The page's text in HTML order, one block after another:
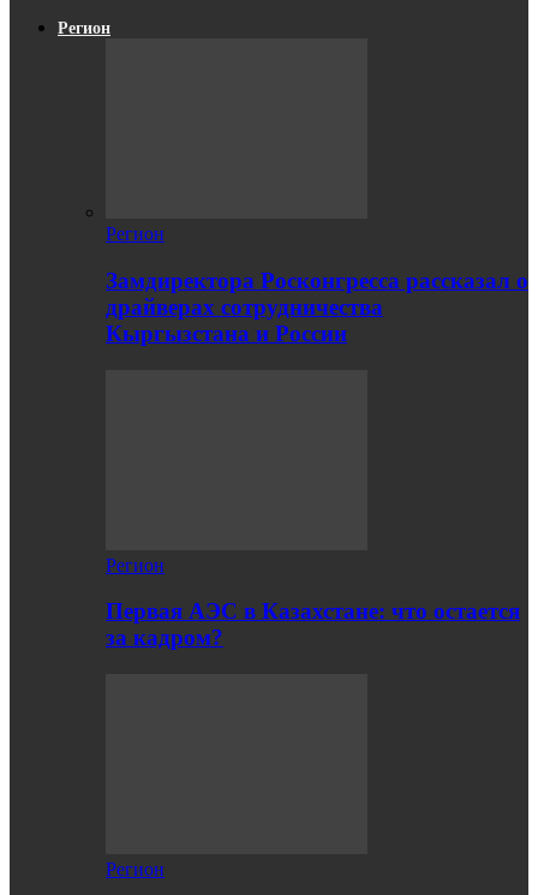
Регион
Регион
Замдиректора Росконгресса рассказал о
драйверах сотрудничества
Кыргызстана и России
Регион
Первая АЭС в Казахстане: что остается
за кадром?
Регион